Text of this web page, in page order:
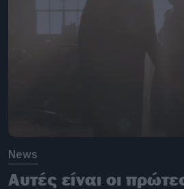
News
Αυτές είναι οι